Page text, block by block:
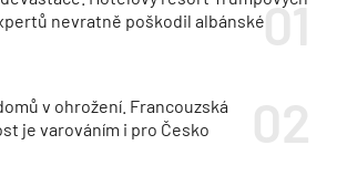
nevratně poškodil albánské
v ohrožení. Francouzská
je varováním i pro Česko